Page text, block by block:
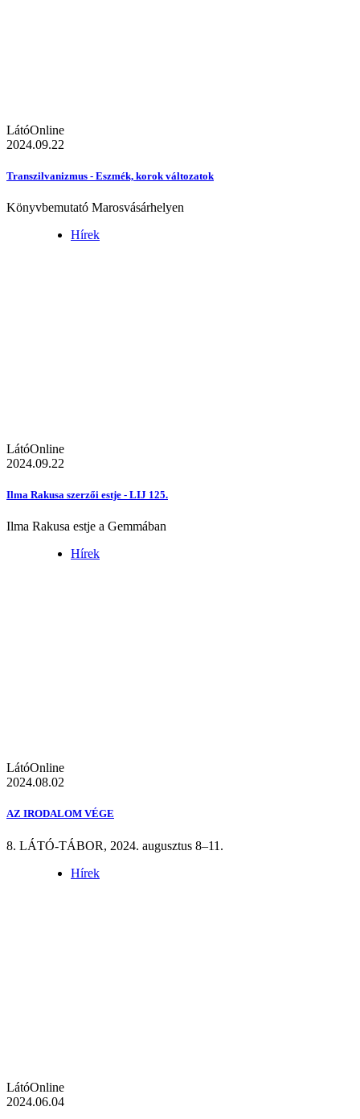
LátóOnline
2024.09.22
Transzilvanizmus - Eszmék, korok változatok
Könyvbemutató Marosvásárhelyen
Hírek
LátóOnline
2024.09.22
Ilma Rakusa szerzői estje - LIJ 125.
Ilma Rakusa estje a Gemmában
Hírek
LátóOnline
2024.08.02
AZ IRODALOM VÉGE
8. LÁTÓ-TÁBOR, 2024. augusztus 8–11.
Hírek
LátóOnline
2024.06.04